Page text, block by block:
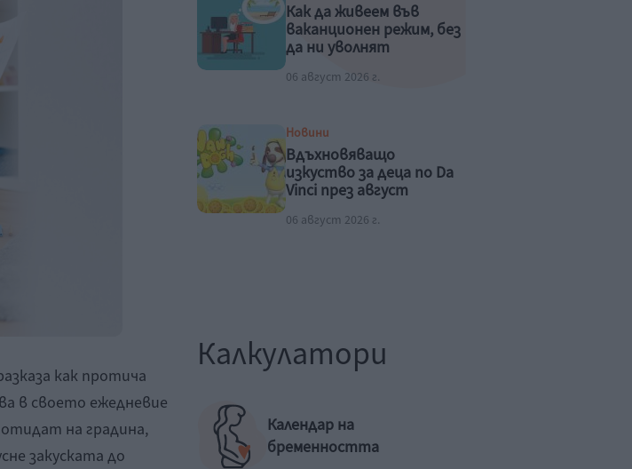
как протича
в своето ежедневие
на градина,
закуската до
Как да живеем във
ваканционен режим, без
да ни уволнят
06 август 2026 г.
Новини
Вдъхновяващо
изкуство за деца по Da
Vinci през август
06 август 2026 г.
Калкулатори
Календар на
бременността